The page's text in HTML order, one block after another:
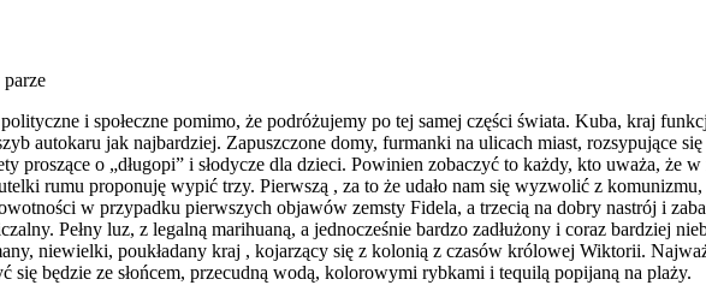
i społeczne pomimo, że podróżujemy po tej samej części świata. Kuba, kraj
autokaru jak najbardziej. Zapuszczone domy, furmanki na ulicach miast, rozsypujące
proszące o „długopi” i słodycze dla dzieci. Powinien zobaczyć to każdy, kto uważa, że
rumu proponuję wypić trzy. Pierwszą , za to że udało nam się wyzwolić z
w przypadku pierwszych objawów zemsty Fidela, a trzecią na dobry nastrój i
Pełny luz, z legalną marihuaną, a jednocześnie bardzo zadłużony i coraz bardziej
niewielki, poukładany kraj , kojarzący się z kolonią z czasów królowej Wiktorii.
się będzie ze słońcem, przecudną wodą, kolorowymi rybkami i tequilą popijaną na plaży.